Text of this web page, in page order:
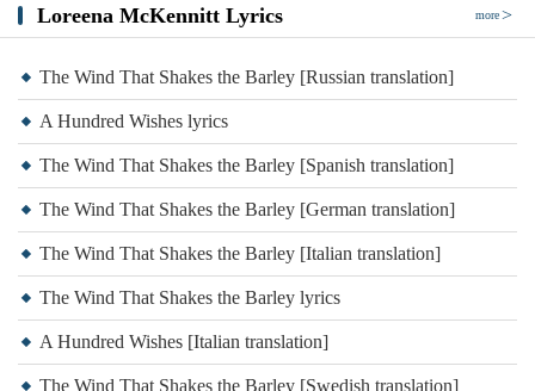
Loreena McKennitt Lyrics more
The Wind That Shakes the Barley [Russian translation]
A Hundred Wishes lyrics
The Wind That Shakes the Barley [Spanish translation]
The Wind That Shakes the Barley [German translation]
The Wind That Shakes the Barley [Italian translation]
The Wind That Shakes the Barley lyrics
A Hundred Wishes [Italian translation]
The Wind That Shakes the Barley [Swedish translation]